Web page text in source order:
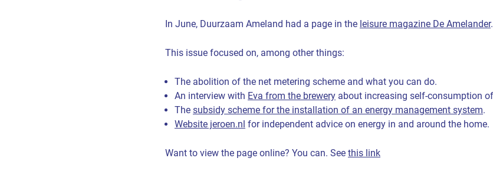
In June, Duurzaam Ameland had a page in the leisure magazine De Amelander.
This issue focused on, among other things:
The abolition of the net metering scheme and what you can do.
An interview with Eva from the brewery about increasing self-consumption
The subsidy scheme for the installation of an energy management system.
Website jeroen.nl for independent advice on energy in and around the home.
Want to view the page online? You can. See this link